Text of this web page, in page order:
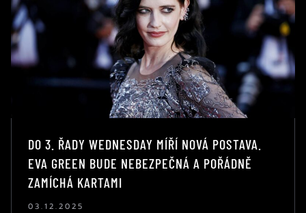
DO 3. ŘADY WEDNESDAY MÍŘÍ NOVÁ POSTAVA.
EVA GREEN BUDE NEBEZPEČNÁ A POŘÁDNĚ
ZAMÍCHÁ KARTAMI
03.12.2025